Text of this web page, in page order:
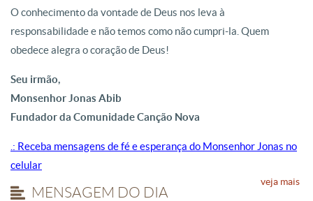
O conhecimento da vontade de Deus nos leva à
responsabilidade e não temos como não cumpri-la. Quem
obedece alegra o coração de Deus!
Seu irmão,
Monsenhor Jonas Abib
Fundador da Comunidade Canção Nova
.: Receba mensagens de fé e esperança do Monsenhor Jonas no
celular
MENSAGEM DO DIA
veja mais